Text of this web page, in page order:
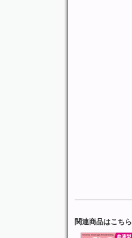
関連商品はこちら